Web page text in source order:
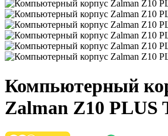
Компьютерный
Zalman Z10 PLUS